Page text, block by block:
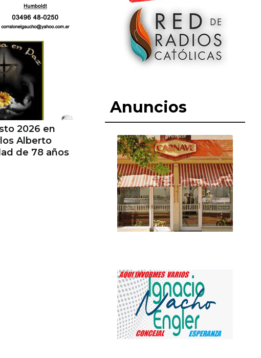
2026 en
Alberto
de 78 años
Anuncios